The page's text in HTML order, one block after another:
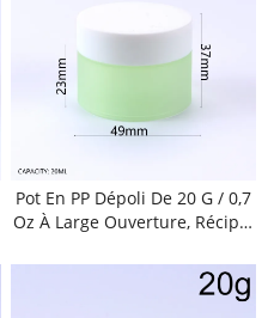
Ur Crème Pour Le Visage, Crè
Me Pour Les Yeux, Masque Po
Ur Les Lèvres, Baume Nettoya
Nt, Masque, Usage Quotidien
À La Maison, En Voyage, En Ins
Titut De Beauté Ou En Salon.
Pot En PP Dépoli De 20 G / 0,7
Oz À Large Ouverture, Récipie
E Couche Avec Couvercle Étan
Che, Sans BPA Et Imperméable